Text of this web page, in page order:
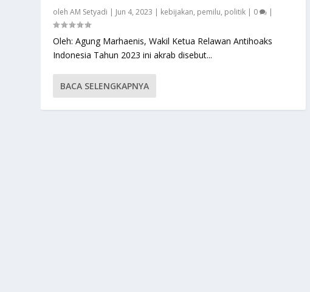
olehAM Setyadi | Jun 4, 2023 | kebijakan, pemilu, politik | 0 |
Oleh: Agung Marhaenis, Wakil Ketua Relawan Antihoaks
Indonesia Tahun 2023 ini akrab disebut...
BACA SELENGKAPNYA